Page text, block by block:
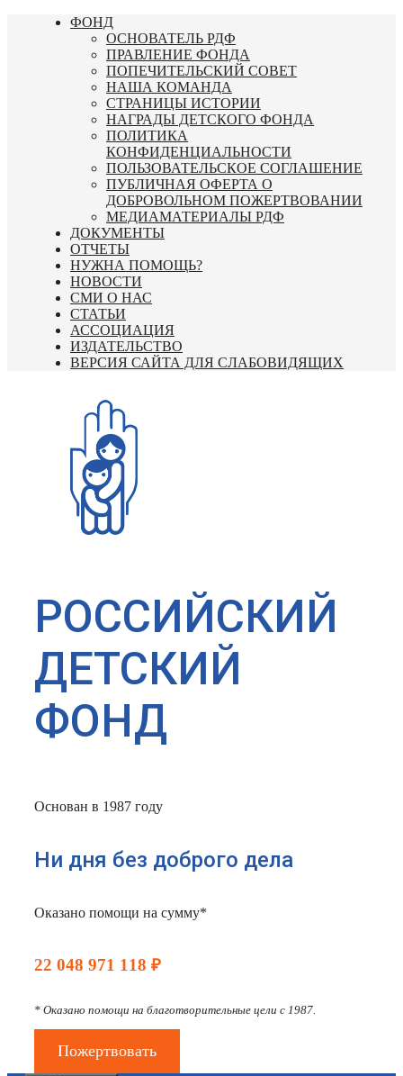
Перейти
ФОНД
ОСНОВАТЕЛЬ РДФ
ПРАВЛЕНИЕ ФОНДА
ПОПЕЧИТЕЛЬСКИЙ СОВЕТ
НАША КОМАНДА
СТРАНИЦЫ ИСТОРИИ
НАГРАДЫ ДЕТСКОГО ФОНДА
ПОЛИТИКА
КОНФИДЕНЦИАЛЬНОСТИ
ПОЛЬЗОВАТЕЛЬСКОЕ СОГЛАШЕНИЕ
ПУБЛИЧНАЯ ОФЕРТА О
ДОБРОВОЛЬНОМ ПОЖЕРТВОВАНИИ
МЕДИАМАТЕРИАЛЫ РДФ
ДОКУМЕНТЫ
ОТЧЕТЫ
НУЖНА ПОМОЩЬ?
НОВОСТИ
СМИ О НАС
СТАТЬИ
АССОЦИАЦИЯ
ИЗДАТЕЛЬСТВО
ВЕРСИЯ САЙТА ДЛЯ СЛАБОВИДЯЩИХ
РОССИЙСКИЙ
ДЕТСКИЙ
ФОНД
Основан в 1987 году
Ни дня без доброго дела
Оказано помощи на сумму*
22 048 971 118 ₽
* Оказано помощи на благотворительные цели с 1987.
Пожертвовать